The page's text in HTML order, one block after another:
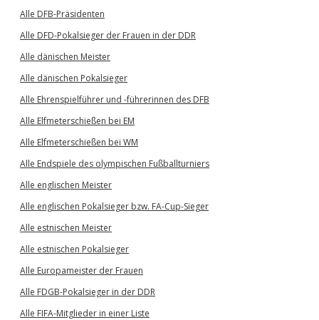
Alle DFB-Präsidenten
Alle DFD-Pokalsieger der Frauen in der DDR
Alle dänischen Meister
Alle dänischen Pokalsieger
Alle Ehrenspielführer und -führerinnen des DFB
Alle Elfmeterschießen bei EM
Alle Elfmeterschießen bei WM
Alle Endspiele des olympischen Fußballturniers
Alle englischen Meister
Alle englischen Pokalsieger bzw. FA-Cup-Sieger
Alle estnischen Meister
Alle estnischen Pokalsieger
Alle Europameister der Frauen
Alle FDGB-Pokalsieger in der DDR
Alle FIFA-Mitglieder in einer Liste